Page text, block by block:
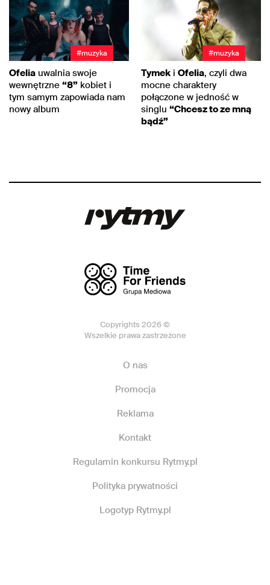
#muzyka
Ofelia uwalnia swoje
wewnętrzne “8” kobiet i
tym samym zapowiada nam
nowy album
#muzyka
Tymek i Ofelia, czyli dwa
mocne charaktery
połączone w jedność w
singlu “Chcesz to ze mną
bądź”
Copyrights 2026 ©
Wszelkie prawa zastrzeżone
O nas
Promocja
Reklama
Kontakt
Regulamin konkursu Rytmy.pl
Polityka prywatności
Logotyp Rytmy.pl